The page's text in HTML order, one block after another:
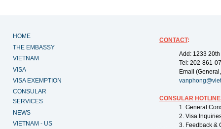
HOME
THE EMBASSY
VIETNAM
VISA
VISA EXEMPTION
CONSULAR
SERVICES
NEWS
VIETNAM - US
CONTACT:
Add: 1233
Tel: 202-861-
Email
CONSULAR
1. General
2. Visa
3. Feedback &